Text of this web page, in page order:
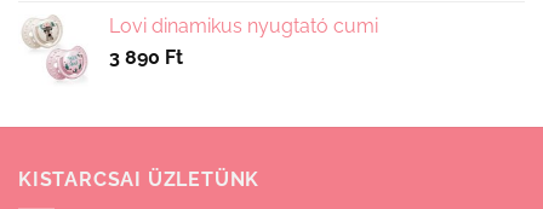
-
Lovi dinamikus nyugtató cumi
3 890 Ft
KISTARCSAI ÜZLETÜNK